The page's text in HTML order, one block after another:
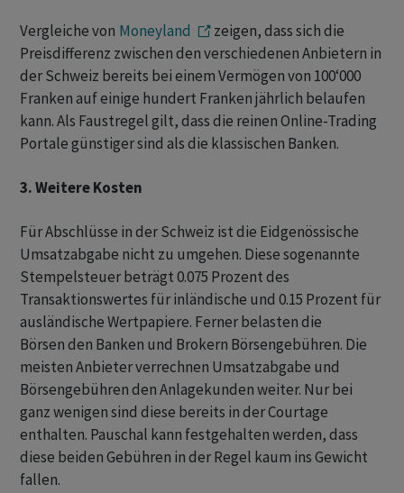
Vergleiche von Moneyland
zeigen, dass sich die
Preisdifferenz zwischen den verschiedenen Anbietern in
der Schweiz bereits bei einem Vermögen von 100‘000
Franken auf einige hundert Franken jährlich belaufen
kann. Als Faustregel gilt, dass die reinen Online-Trading
Portale günstiger sind als die klassischen Banken.
3. Weitere Kosten
Für Abschlüsse in der Schweiz ist die Eidgenössische
Umsatzabgabe nicht zu umgehen. Diese sogenannte
Stempelsteuer beträgt 0.075 Prozent des
Transaktionswertes für inländische und 0.15 Prozent für
ausländische Wertpapiere. Ferner belasten die
Börsen den Banken und Brokern Börsengebühren. Die
meisten Anbieter verrechnen Umsatzabgabe und
Börsengebühren den Anlagekunden weiter. Nur bei
ganz wenigen sind diese bereits in der Courtage
enthalten. Pauschal kann festgehalten werden, dass
diese beiden Gebühren in der Regel kaum ins Gewicht
fallen.